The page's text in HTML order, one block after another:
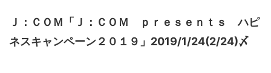
Ｊ：ＣＯＭ「Ｊ：ＣＯＭ ｐｒｅｓｅｎｔｓ ハピ
ネスキャンペーン２０１９」2019/1/24(2/24)〆